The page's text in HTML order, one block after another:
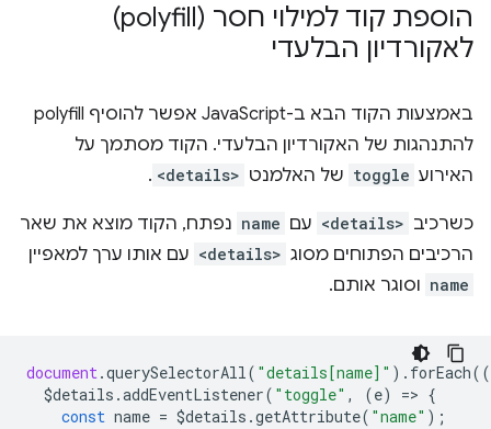
הוספת קוד למילוי חסר (polyfill)
לאקורדיון הבלעדי
באמצעות הקוד הבא ב-JavaScript אפשר להוסיף polyfill
להתנהגות של האקורדיון הבלעדי. הקוד מסתמך על
האירוע toggle של האלמנט <details>
.
כשרכיב <details> עם name נפתח, הקוד מוצא את שאר
הרכיבים הפתוחים מסוג <details> עם אותו ערך למאפיין
name וסוגר אותם.
document.querySelectorAll( "details[name]" ). forEach((
$details .addEventListener( "toggle" , (e) => {
const name = $details .getAttribute( "name" );